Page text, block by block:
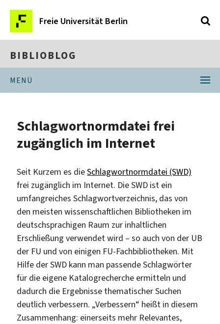
Freie Universität Berlin
BIBLIOBLOG
MENÜ
Schlagwortnormdatei frei
zugänglich im Internet
Seit Kurzem es dieSchlagwortnormdatei (SWD)
frei zugänglich im Internet. Die SWD ist ein
umfangreiches Schlagwortverzeichnis, das von
den meisten wissenschaftlichen Bibliotheken im
deutschsprachigen Raum zur inhaltlichen
Erschließung verwendet wird – so auch von der UB
der FU und von einigen FU-Fachbibliotheken. Mit
Hilfe der SWD kann man passende Schlagwörter
für die eigene Katalogrecherche ermitteln und
dadurch die Ergebnisse thematischer Suchen
deutlich verbessern. „Verbessern“ heißt in diesem
Zusammenhang: einerseits mehr Relevantes,